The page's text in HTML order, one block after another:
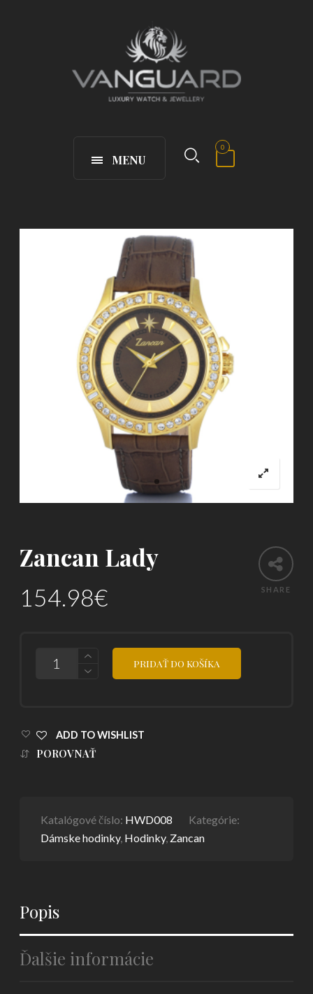
MENU
0
SHARE
Zancan Lady
154.98€
PRIDAŤ DO KOŠÍKA
ADD TO WISHLIST
POROVNAŤ
Katalógové číslo: HWD008
Kategórie:
Dámske hodinky, Hodinky, Zancan
Popis
Ďalšie informácie